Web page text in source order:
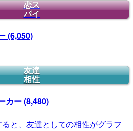
恋ス
パイ
(6,050)
友達
相性
カー(8,480)
と、友達としての相性がグラフ